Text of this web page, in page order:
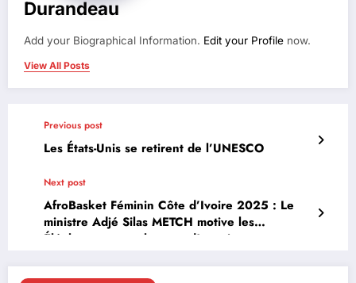
Durandeau
Add your Biographical Information. Edit your Profile now.
View All Posts
Previous post
Les États-Unis se retirent de l’UNESCO
Next post
AfroBasket Féminin Côte d’Ivoire 2025 : Le
ministre Adjé Silas METCH motive les
Éléphantes avant le coup d’envoi